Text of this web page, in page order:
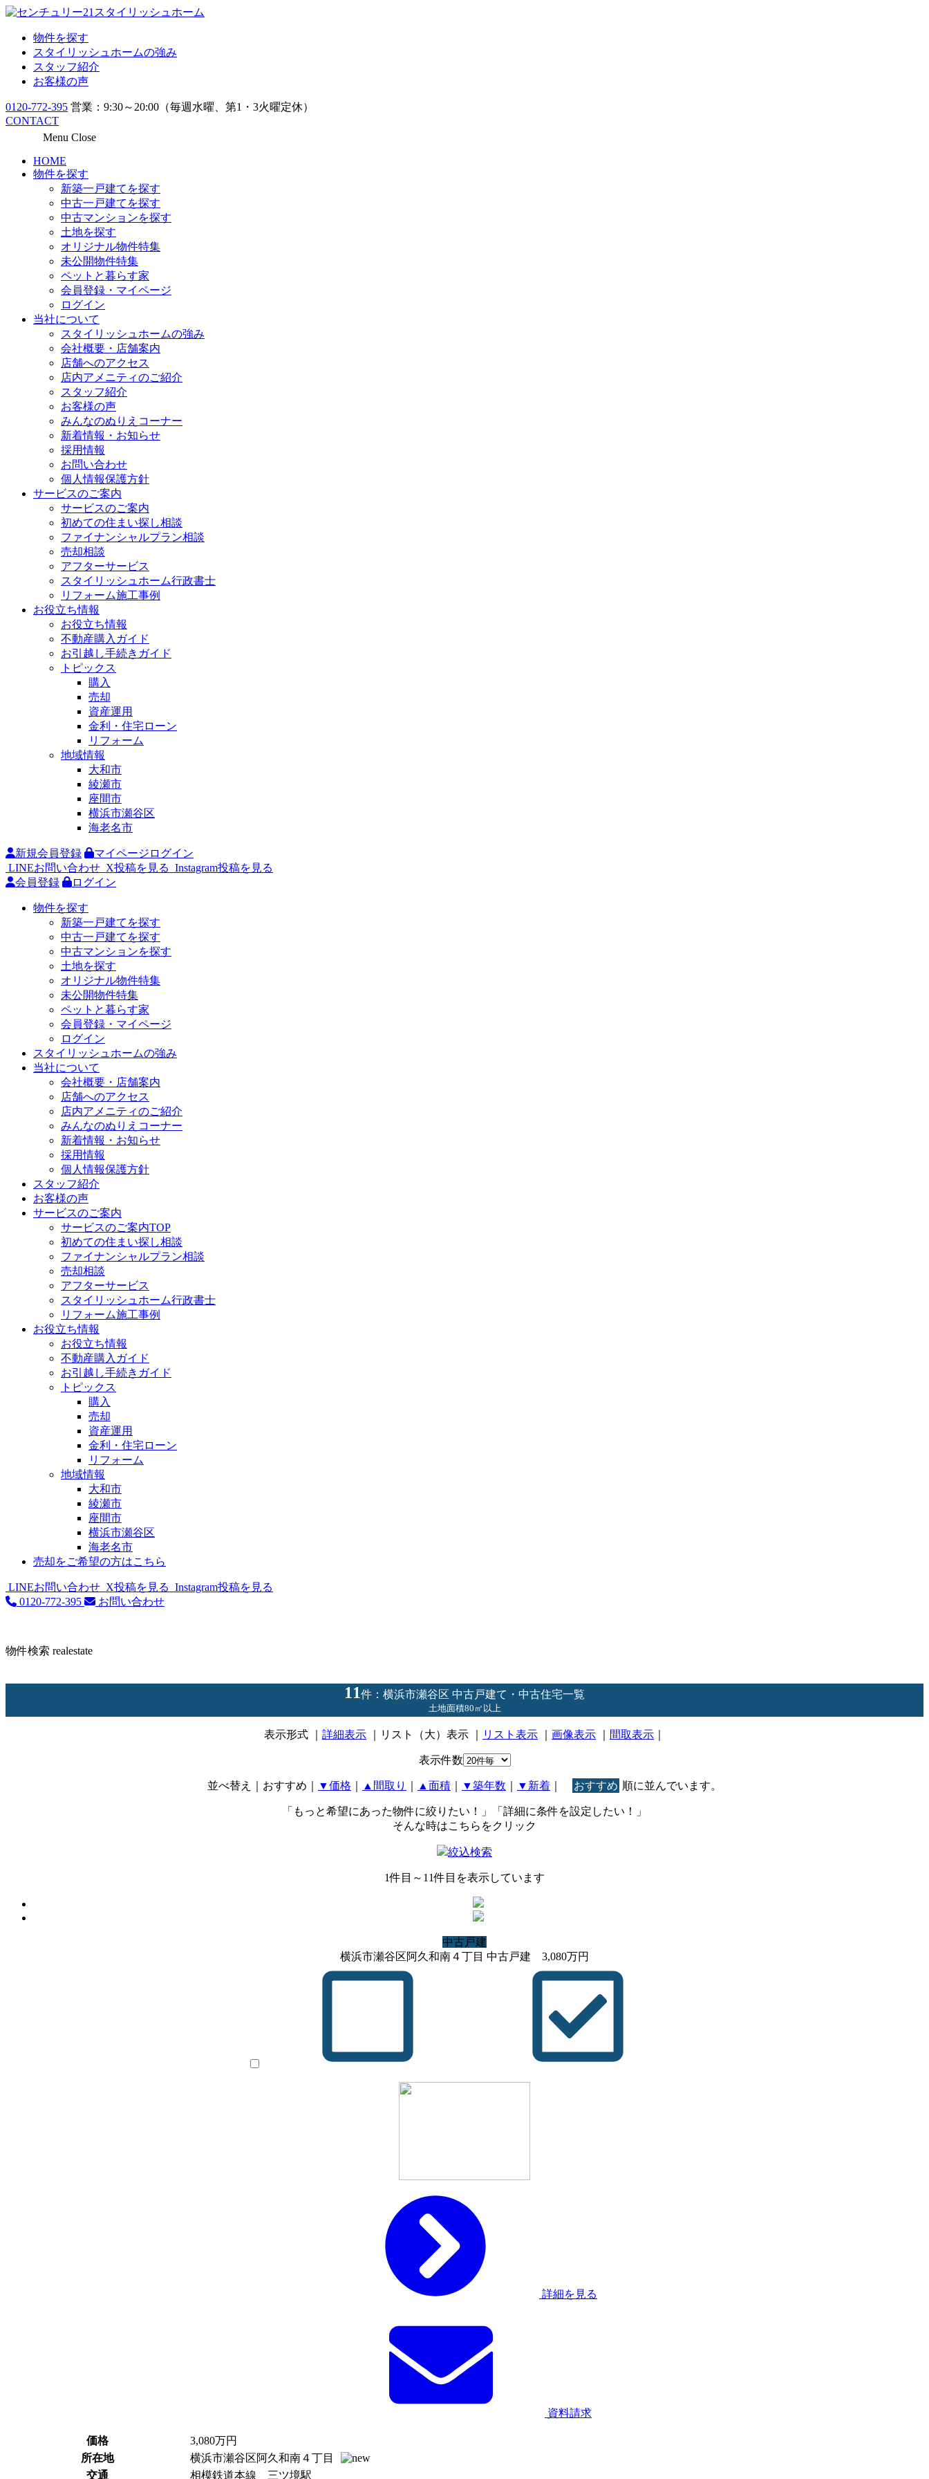
物件を探す
スタイリッシュホームの強み
スタッフ紹介
お客様の声
0120-772-395 営業：9:30～20:00（毎週水曜、第1・3火曜定休）
CONTACT
Menu Close
HOME
物件を探す
新築一戸建てを探す
中古一戸建てを探す
中古マンションを探す
土地を探す
オリジナル物件特集
未公開物件特集
ペットと暮らす家
会員登録・マイページ
ログイン
当社について
スタイリッシュホームの強み
会社概要・店舗案内
店舗へのアクセス
店内アメニティのご紹介
スタッフ紹介
お客様の声
みんなのぬりえコーナー
新着情報・お知らせ
採用情報
お問い合わせ
個人情報保護方針
サービスのご案内
サービスのご案内
初めての住まい探し相談
ファイナンシャルプラン相談
売却相談
アフターサービス
スタイリッシュホーム行政書士
リフォーム施工事例
お役立ち情報
お役立ち情報
不動産購入ガイド
お引越し手続きガイド
トピックス
購入
売却
資産運用
金利・住宅ローン
リフォーム
地域情報
大和市
綾瀬市
座間市
横浜市瀬谷区
海老名市
新規会員登録
マイページログイン
LINEお問い合わせ X投稿を見る Instagram投稿を見る
会員登録
ログイン
物件を探す
新築一戸建てを探す
中古一戸建てを探す
中古マンションを探す
土地を探す
オリジナル物件特集
未公開物件特集
ペットと暮らす家
会員登録・マイページ
ログイン
スタイリッシュホームの強み
当社について
会社概要・店舗案内
店舗へのアクセス
店内アメニティのご紹介
みんなのぬりえコーナー
新着情報・お知らせ
採用情報
個人情報保護方針
スタッフ紹介
お客様の声
サービスのご案内
サービスのご案内TOP
初めての住まい探し相談
ファイナンシャルプラン相談
売却相談
アフターサービス
スタイリッシュホーム行政書士
リフォーム施工事例
お役立ち情報
お役立ち情報
不動産購入ガイド
お引越し手続きガイド
トピックス
購入
売却
資産運用
金利・住宅ローン
リフォーム
地域情報
大和市
綾瀬市
座間市
横浜市瀬谷区
海老名市
売却をご希望の方はこちら
LINEお問い合わせ X投稿を見る Instagram投稿を見る
0120-772-395
お問い合わせ
物件検索 realestate
11件：横浜市瀬谷区 中古戸建て・中古住宅一覧
土地面積80㎡以上
表示形式 詳細表示 ｜リスト（大）表示 ｜ リスト表示 画像表示 間取表示
表示件数
並べ替え ｜おすすめ ▼価格 ▲間取り ▲面積 ▼築年数 ▼新着 おすすめ 順に並んでいます。
「もっと希望にあった物件に絞りたい！」「詳細に条件を設定したい！」
そんな時はこちらをクリック
絞込検索
1件目～ 11件目を表示しています
中古戸建
横浜市瀬谷区阿久和南４丁目 中古戸建
3,080万円
詳細を見る
資料請求
価格 3,080万円
所在地
横浜市瀬谷区阿久和南４丁目
交通
相模鉄道本線 三ツ境駅